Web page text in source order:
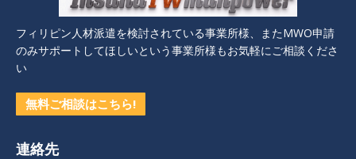
フィリピン人材派遣を検討されている事業所様、またMWO申請
のみサポートしてほしいという事業所様もお気軽にご相談くださ
い
無料ご相談はこちら!
連絡先